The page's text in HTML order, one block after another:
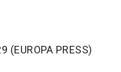
(EUROPA PRESS)